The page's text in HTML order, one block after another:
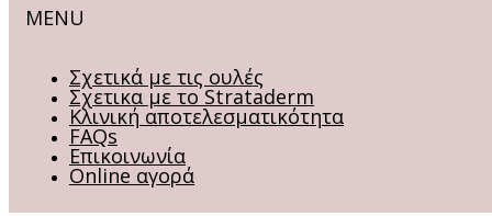
MENU
Σχετικά με τις ουλές
Σχετικα με το Strataderm
Κλινική αποτελεσματικότητα
FAQs
Επικοινωνία
Online αγορά